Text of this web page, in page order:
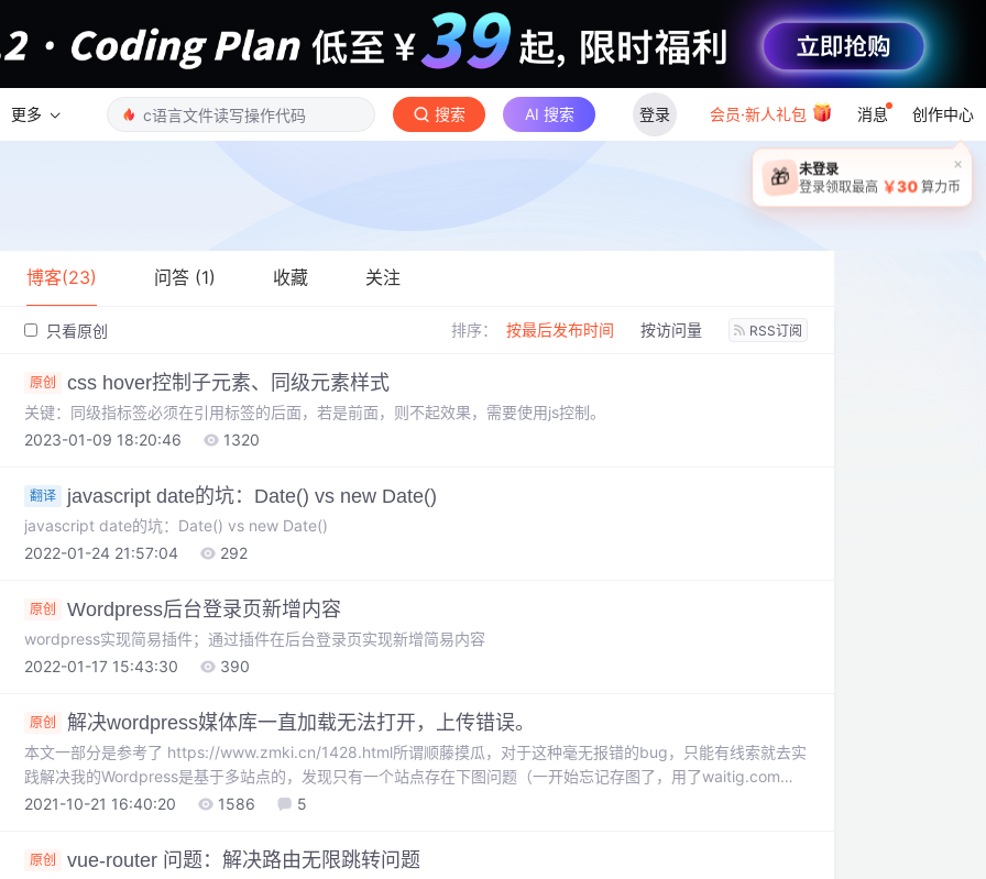
更多 搜索 AI 搜索 登录 会员·新人礼包 消息 创作中心
×
🎁 未登录
登录领取最高 ￥30 算力币
博客(23) 问答 (1) 收藏 关注
只看原创 排序： 按最后发布时间 按访问量 RSS订阅
原创 css hover控制子元素、同级元素样式
关键：同级指标签必须在引用标签的后面，若是前面，则不起效果，需要使用js控制。
2023-01-09 18:20:46
1320
翻译 javascript date的坑：Date() vs new Date()
javascript date的坑：Date() vs new Date()
2022-01-24 21:57:04
292
原创 Wordpress后台登录页新增内容
wordpress实现简易插件；通过插件在后台登录页实现新增简易内容
2022-01-17 15:43:30
390
原创 解决wordpress媒体库一直加载无法打开，上传错误。
本文一部分是参考了 https://www.zmki.cn/1428.html所谓顺藤摸瓜，对于这种毫无报错的bug，只能有线索就去实
践解决我的Wordpress是基于多站点的，发现只有一个站点存在下图问题（一开始忘记存图了，用了waitig.com的
图，如有侵权请私聊我）插件因其它站点也在用相同的插件，所以不可能是插件问题。主题首先想到的是
F12发现有空格，这才想起应该是 BOM
2021-10-21 16:40:20 1586 5
原创 vue-router 问题：解决路由无限跳转问题